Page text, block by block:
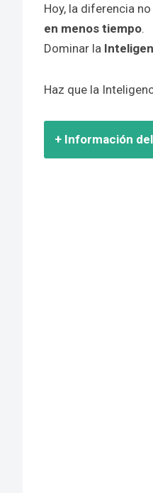
Hoy, la diferencia
en menos tiempo.
Dominar la
Haz que la
+ Información